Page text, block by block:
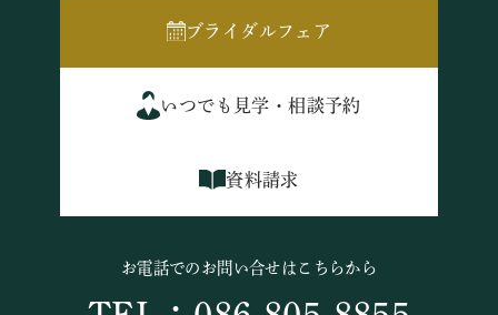
ブライダルフェア
いつでも見学・相談予約
資料請求
お電話でのお問い合せはこちらから